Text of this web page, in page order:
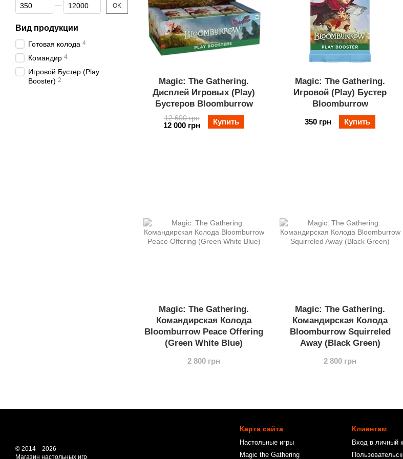
Magic: The Gathering.
Дисплей Игровых (Play)
Бустеров Bloomburrow
12 600 грн
12 000 грн Купить
Magic: The Gathering.
Игровой (Play) Бустер
Bloomburrow
350 грн Купить
Magic: The Gathering.
Командирская Колода
Bloomburrow Peace Offering
(Green White Blue)
2 800 грн
Magic: The Gathering.
Командирская Колода
Bloomburrow Squirreled
Away (Black Green)
2 800 грн
OK
Вид продукции
Готовая колода 4
Командир 4
Игровой Бустер (Play
Booster) 2
© 2014—2026
Магазин настольных игр
Карта сайта
Настольные игры
Magic the Gathering
Клиентам
Вход в личный